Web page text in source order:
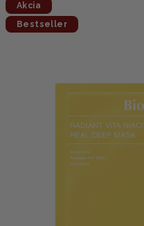
je
0,0
Akcia
Bestseller